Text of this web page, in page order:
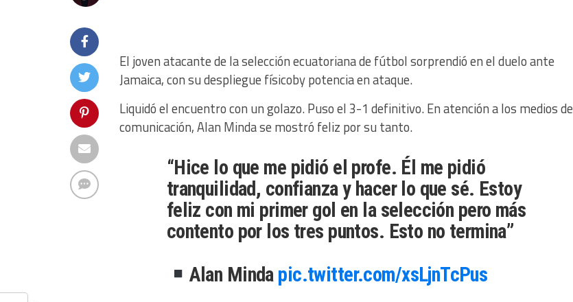
El joven atacante de la selección ecuatoriana de fútbol sorprendió en el duelo ante
Jamaica, con su despliegue físicoby potencia en ataque.
Liquidó el encuentro con un golazo. Puso el 3-1 definitivo. En atención a los medios de
comunicación, Alan Minda se mostró feliz por su tanto.
“Hice lo que me pidió el profe. Él me pidió
tranquilidad, confianza y hacer lo que sé. Estoy
feliz con mi primer gol en la selección pero más
contento por los tres puntos. Esto no termina”
Alan Minda pic.twitter.com/xsLjnTcPus